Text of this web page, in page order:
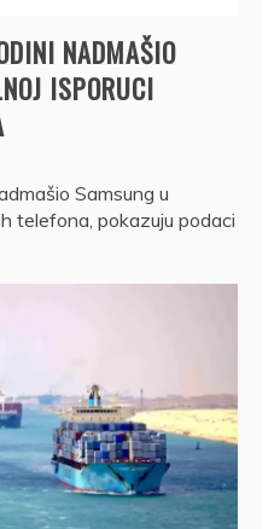
NADMAŠIO
ISPORUCI
Samsung u
telefona, pokazuju podaci